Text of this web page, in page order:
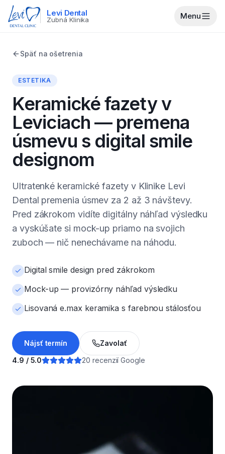
Levi Dental
Zubná Klinika Menu
Späť na ošetrenia
ESTETIKA
Keramické fazety v
Leviciach — premena
úsmevu s digital smile
designom
Ultratenké keramické fazety v Klinike Levi
Dental premenia úsmev za 2 až 3 návštevy.
Pred zákrokom vidíte digitálny náhľad výsledku
a vyskúšate si mock-up priamo na svojich
zuboch — nič nenechávame na náhodu.
Digital smile design pred zákrokom
Mock-up — provizórny náhľad výsledku
Lisovaná e.max keramika s farebnou stálosťou
Nájsť termín
Zavolať
4.9 / 5.0
20 recenzií Google